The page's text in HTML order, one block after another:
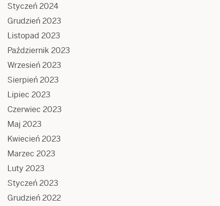
Styczeń 2024
Grudzień 2023
Listopad 2023
Październik 2023
Wrzesień 2023
Sierpień 2023
Lipiec 2023
Czerwiec 2023
Maj 2023
Kwiecień 2023
Marzec 2023
Luty 2023
Styczeń 2023
Grudzień 2022